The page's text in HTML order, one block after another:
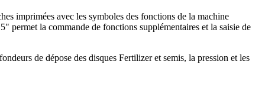
imprimées avec les symboles des fonctions de la machine
permet la commande de fonctions supplémentaires et la saisie de
de dépose des disques Fertilizer et semis, la pression et les